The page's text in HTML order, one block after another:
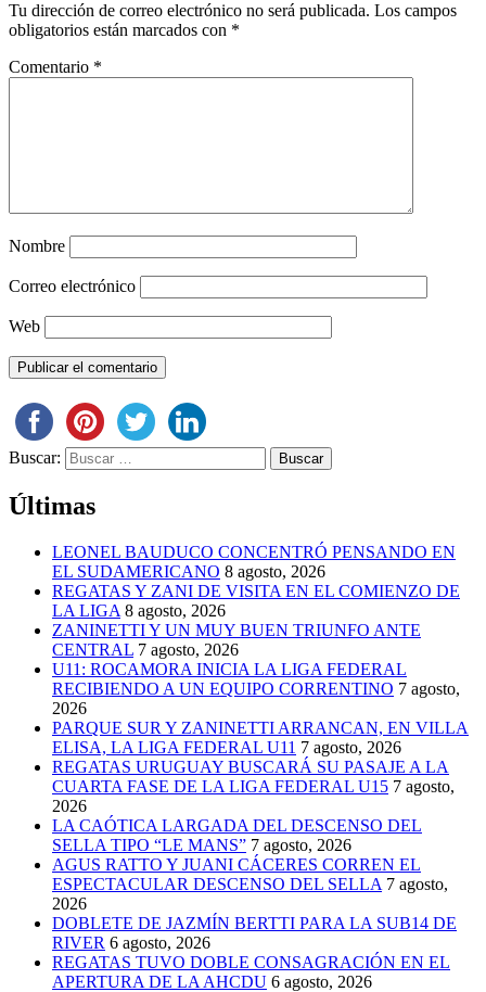
Tu dirección de correo electrónico no será publicada. Los campos
obligatorios están marcados con *
Comentario *
Nombre
Correo electrónico
Web
Buscar:
Últimas
LEONEL BAUDUCO CONCENTRÓ PENSANDO EN
EL SUDAMERICANO 8 agosto, 2026
REGATAS Y ZANI DE VISITA EN EL COMIENZO DE
LA LIGA 8 agosto, 2026
ZANINETTI Y UN MUY BUEN TRIUNFO ANTE
CENTRAL 7 agosto, 2026
U11: ROCAMORA INICIA LA LIGA FEDERAL
RECIBIENDO A UN EQUIPO CORRENTINO 7 agosto,
2026
PARQUE SUR Y ZANINETTI ARRANCAN, EN VILLA
ELISA, LA LIGA FEDERAL U11 7 agosto, 2026
REGATAS URUGUAY BUSCARÁ SU PASAJE A LA
CUARTA FASE DE LA LIGA FEDERAL U15 7 agosto,
2026
LA CAÓTICA LARGADA DEL DESCENSO DEL
SELLA TIPO “LE MANS” 7 agosto, 2026
AGUS RATTO Y JUANI CÁCERES CORREN EL
ESPECTACULAR DESCENSO DEL SELLA 7 agosto,
2026
DOBLETE DE JAZMÍN BERTTI PARA LA SUB14 DE
RIVER 6 agosto, 2026
REGATAS TUVO DOBLE CONSAGRACIÓN EN EL
APERTURA DE LA AHCDU 6 agosto, 2026